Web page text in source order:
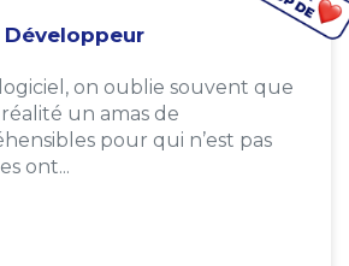
Développeur
on oublie souvent que
un amas de
pour qui n’est pas
ont...